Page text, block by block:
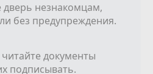
дверь незнакомцам,
без предупреждения.
документы
подписывать.